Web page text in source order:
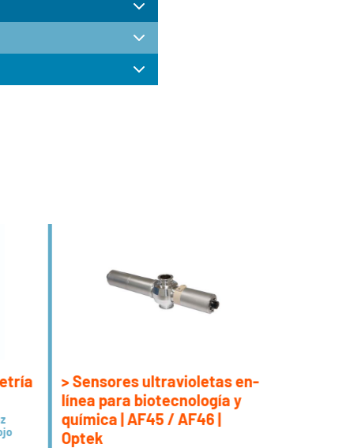
La distribución
y la polarización. La
cubrir un amplio
de reacción rápida
en línea de optek el
retención y un
> Sensores ultravioletas en-
línea para biotecnología y
química | AF45 / AF46 |
Optek